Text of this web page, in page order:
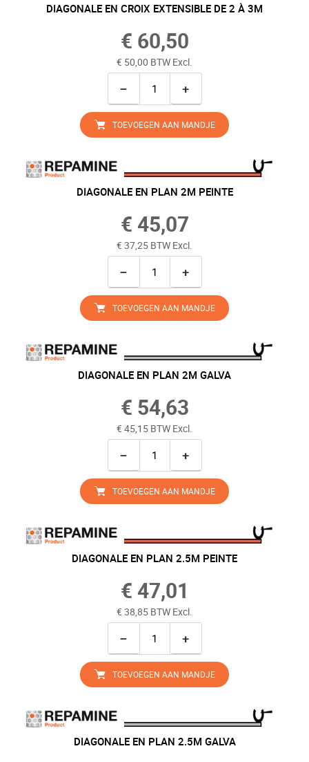
DIAGONALE EN CROIX EXTENSIBLE DE 2 À 3M
€ 60,50
€ 50,00 BTW Excl.
− +
TOEVOEGEN AAN MANDJE
DIAGONALE EN PLAN 2M PEINTE
€ 45,07
€ 37,25 BTW Excl.
− +
TOEVOEGEN AAN MANDJE
DIAGONALE EN PLAN 2M GALVA
€ 54,63
€ 45,15 BTW Excl.
− +
TOEVOEGEN AAN MANDJE
DIAGONALE EN PLAN 2.5M PEINTE
€ 47,01
€ 38,85 BTW Excl.
− +
TOEVOEGEN AAN MANDJE
DIAGONALE EN PLAN 2.5M GALVA